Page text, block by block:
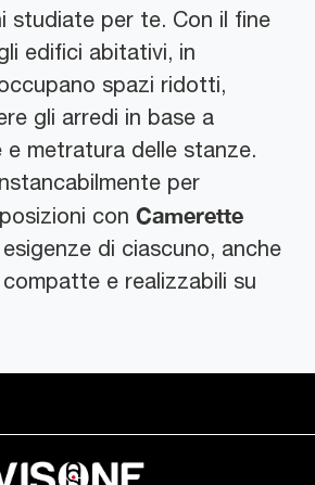
studiate per te. Con il fine
edifici abitativi, in
spazi ridotti,
gli arredi in base a
e metratura delle stanze.
per
con Camerette
di ciascuno, anche
e realizzabili su